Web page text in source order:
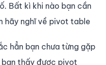
Bất kì khi nào bạn cần
hãy nghĩ về pivot table
hẳn bạn chưa từng gặp
thấy được pivot